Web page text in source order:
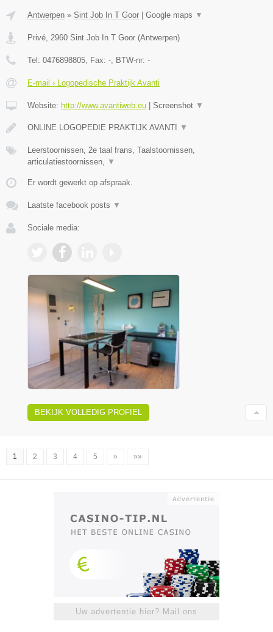
Antwerpen » Sint Job In T Goor Google maps ▼
Privé, 2960 Sint Job In T Goor (Antwerpen)
Tel: 0476898805, Fax: -, BTW-nr: -
E-mail › Logopedische Praktijk Avanti
Website: http://www.avantiweb.eu Screenshot ▼
ONLINE LOGOPEDIE PRAKTIJK AVANTI ▼
Leerstoornissen, 2e taal frans, Taalstoornissen,
articulatiestoornissen, ▼
Er wordt gewerkt op afspraak.
Laatste facebook posts ▼
Sociale media:
BEKIJK VOLLEDIG PROFIEL
1 2 3 4 5 » »»
Uw advertentie hier? Mail ons